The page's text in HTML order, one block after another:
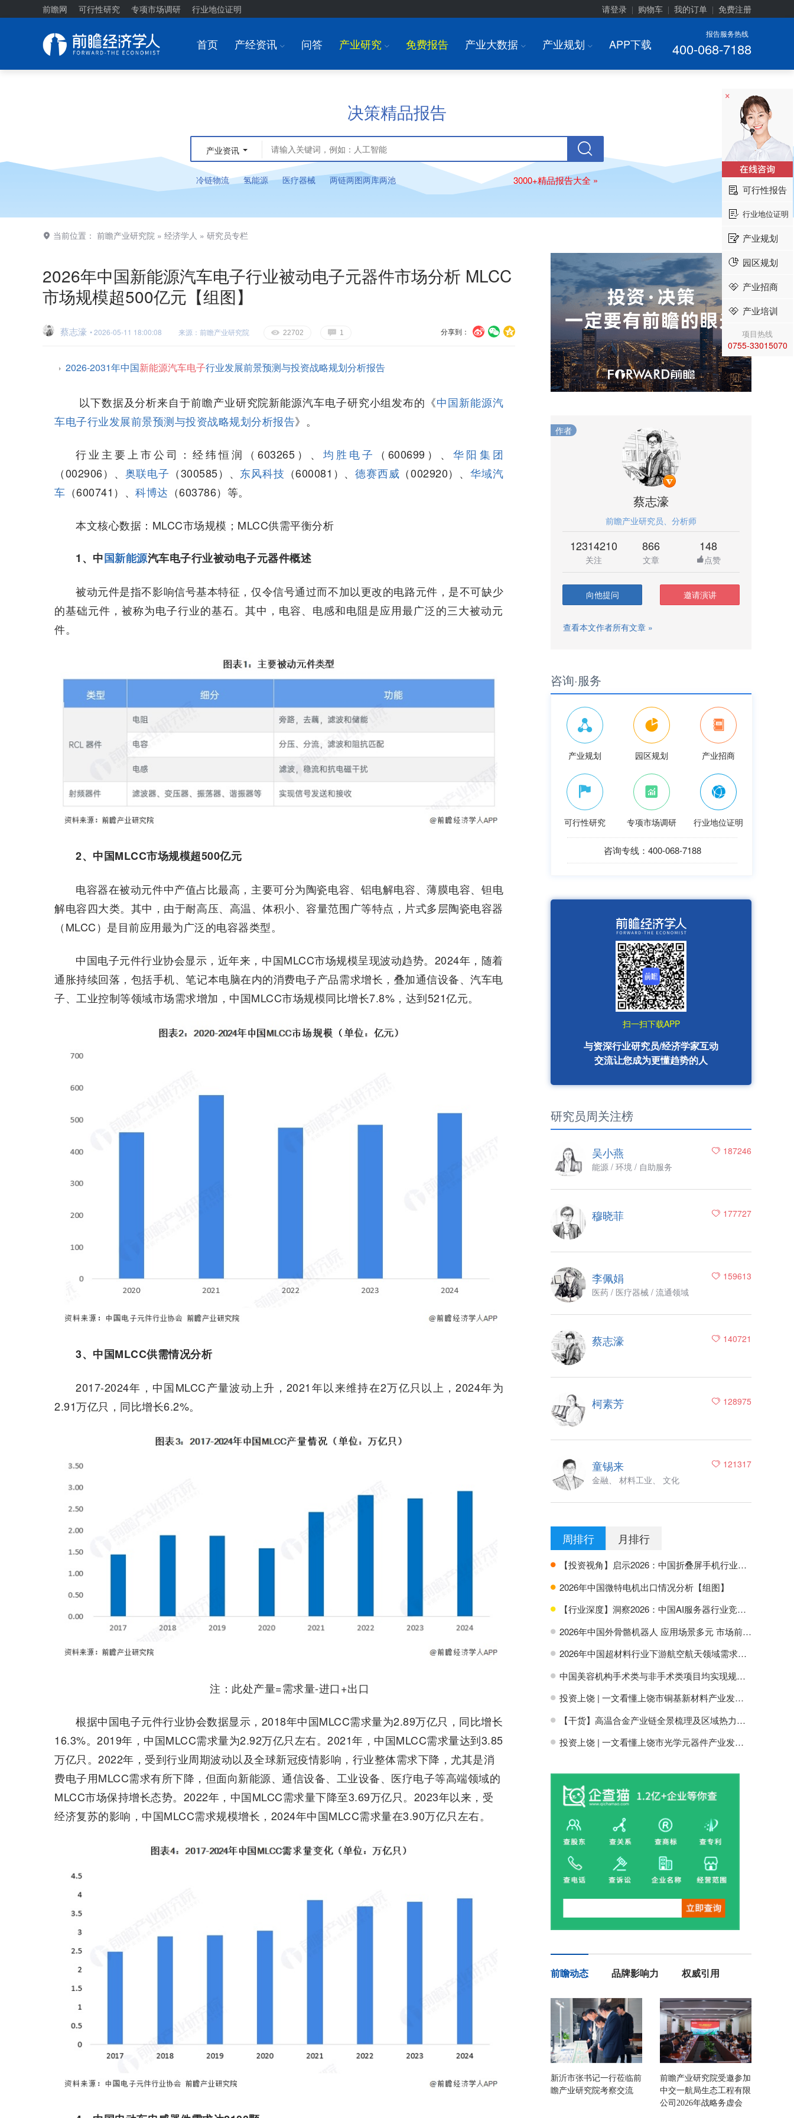
前瞻网 可行性研究 专项市场调研 行业地位证明 请登录 购物车 我的订单 免费注册
报告服务热线
400-068-7188
首页 产经资讯 I 问答 产业研究 I 免费报告 产业大数据 I 产业规划 I APP下载
决策精品报告
产业资讯
冷链物流 氢能源 医疗器械 两链两图两库两池 3000+精品报告大全 »
当前位置： 前瞻产业研究院 » 经济学人 » 研究员专栏
2026年中国新能源汽车电子行业被动电子元器件市场分析 MLCC
市场规模超500亿元【组图】
U V c
分享到：
蔡志濠 • 2026-05-11 18:00:08 来源：前瞻产业研究院 E 22702 G 1
2026-2031年中国新能源汽车电子行业发展前景预测与投资战略规划分析报告
以下数据及分析来自于前瞻产业研究院新能源汽车电子研究小组发布的《中国新能源汽
车电子行业发展前景预测与投资战略规划分析报告》。
行业主要上市公司：经纬恒润（603265）、 均胜电子 （600699）、华阳集团
（002906）、 奥联电子 （300585）、 东风科技 （600081）、德赛西威 （002920）、 华域汽
车 （600741）、 科博达 （603786）等。
本文核心数据：MLCC市场规模；MLCC供需平衡分析
1、中国新能源汽车电子行业被动电子元器件概述
被动元件是指不影响信号基本特征，仅令信号通过而不加以更改的电路元件，是不可缺少
的基础元件，被称为电子行业的基石。其中，电容、电感和电阻是应用最广泛的三大被动元
件。
2、中国MLCC市场规模超500亿元
电容器在被动元件中产值占比最高，主要可分为陶瓷电容、铝电解电容、薄膜电容、钽电
解电容四大类。其中，由于耐高压、高温、体积小、容量范围广等特点，片式多层陶瓷电容器
（MLCC）是目前应用最为广泛的电容器类型。
中国电子元件行业协会显示，近年来，中国MLCC市场规模呈现波动趋势。2024年，随着
通胀持续回落，包括手机、笔记本电脑在内的消费电子产品需求增长，叠加通信设备、汽车电
子、工业控制等领域市场需求增加，中国MLCC市场规模同比增长7.8%，达到521亿元。
3、中国MLCC供需情况分析
2017-2024年，中国MLCC产量波动上升，2021年以来维持在2万亿只以上，2024年为
2.91万亿只，同比增长6.2%。
注：此处产量=需求量-进口+出口
根据中国电子元件行业协会数据显示，2018年中国MLCC需求量为2.89万亿只，同比增长
16.3%。2019年，中国MLCC需求量为2.92万亿只左右。2021年，中国MLCC需求量达到3.85
万亿只。2022年，受到行业周期波动以及全球新冠疫情影响，行业整体需求下降，尤其是消
费电子用MLCC需求有所下降，但面向新能源、通信设备、工业设备、医疗电子等高端领域的
MLCC市场保持增长态势。2022年，中国MLCC需求量下降至3.69万亿只。2023年以来，受
经济复苏的影响，中国MLCC需求规模增长，2024年中国MLCC需求量在3.90万亿只左右。
作者
蔡志濠
前瞻产业研究员、分析师
12314210
关注
866
文章
148
点赞
向他提问 邀请演讲
查看本文作者所有文章 »
咨询·服务
产业规划 园区规划 产业招商
可行性研究 专项市场调研 行业地位证明
咨询专线：400-068-7188
扫一扫下载APP
与资深行业研究员/经济学家互动
交流让您成为更懂趋势的人
研究员周关注榜
187246
吴小燕
能源 / 环境 / 自助服务
177727
穆晓菲
159613
李佩娟
医药 / 医疗器械 / 流通领域
140721
蔡志濠
128975
柯素芳
121317
童锡来
金融、 材料工业、 文化
周排行 月排行
H 【投资视角】启示2026：中国折叠屏手机行业投融资及兼并重组分析
H 2026年中国微特电机出口情况分析【组图】
H 【行业深度】洞察2026：中国AI服务器行业竞争格局及市场份额
H 2026年中国外骨骼机器人 应用场景多元 市场前景广阔【组图】
H 2026年中国超材料行业下游航空航天领域需求分析【组图】
H 中国美容机构手术类与非手术类项目均实现规模增长【组图】
H 投资上饶 | 一文看懂上饶市铜基新材料产业发展现状与投资机会前瞻
H 【干货】高温合金产业链全景梳理及区域热力地图
H 投资上饶 | 一文看懂上饶市光学元器件产业发展现状与投资机会前瞻
前瞻动态 品牌影响力 权威引用
新沂市张书记一行莅临前
瞻产业研究院考察交流
前瞻产业研究院受邀参加
中交一航局生态工程有限
公司2026年战略务虚会
×
可行性报告
行业地位证明
产业规划
园区规划
产业招商
产业培训
项目热线
0755-33015070